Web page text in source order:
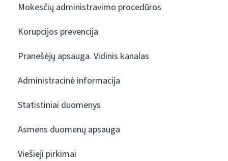
Mokesčių administravimo procedūros
Korupcijos prevencija
Pranešėjų apsauga. Vidinis kanalas
Administracinė informacija
Statistiniai duomenys
Asmens duomenų apsauga
Viešieji pirkimai